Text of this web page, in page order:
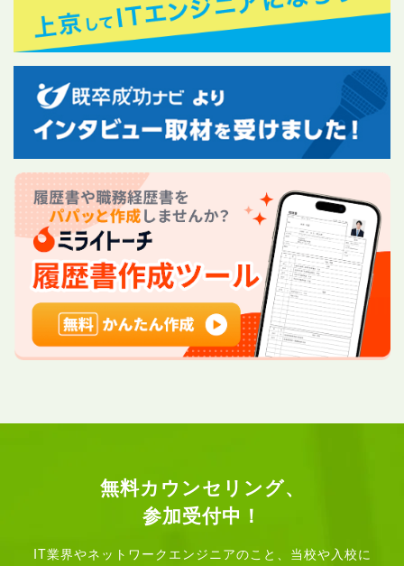
無料カウンセリング、
参加受付中！
IT業界やネットワークエンジニアのこと、 当校や入校に